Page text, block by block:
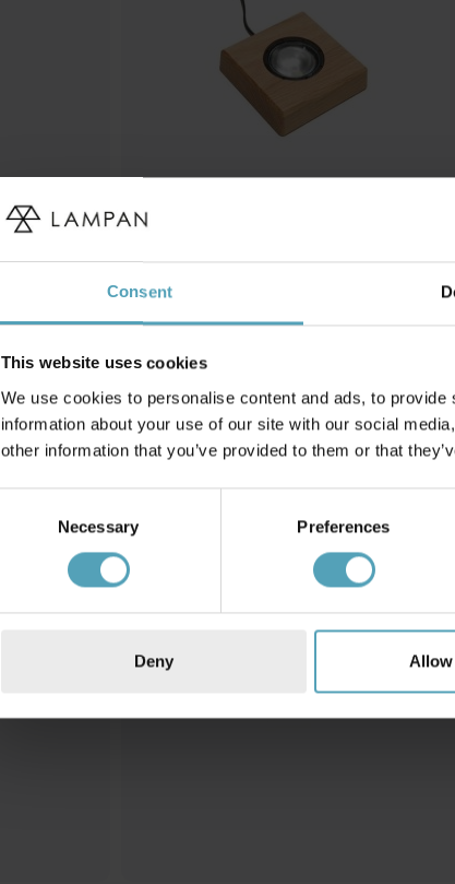
Consent
This website uses cookies
We use cookies to personalise content and ads, to
information about your use of our site with our social
other information that you’ve provided to them or that
Necessary Preferences
Deny
FRILIGHT
399 kr